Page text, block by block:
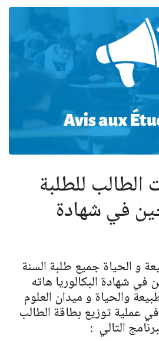
الطالب للطلبة
في شهادة
و الحياة جميع طلبة السنة
في شهادة البكالوريا هاته
والحياة و ميدان العلوم
عملية توزيع بطاقة الطالب
التالي :